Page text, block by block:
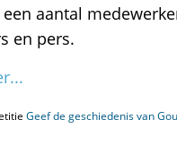
aantal
en pers.
Geef de geschiedenis van